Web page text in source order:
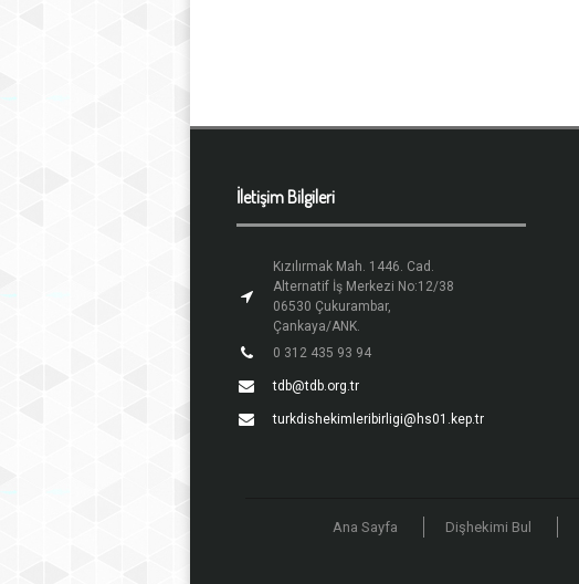
İletişim Bilgileri
Kızılırmak Mah. 1446. Cad.
Alternatif İş Merkezi No:12/38
06530 Çukurambar,
Çankaya/ANK.
0 312 435 93 94
tdb@tdb.org.tr
turkdishekimleribirligi@hs01.kep.tr
Ana Sayfa Dişhekimi Bul